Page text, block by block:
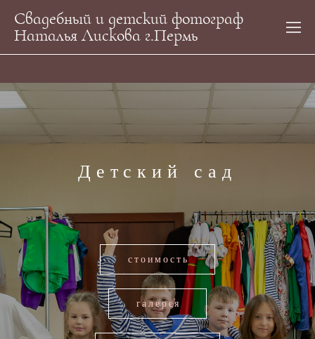
Свадебный и детский фотограф
Наталья Лискова г.Пермь
Детский сад
стоимость
галерея